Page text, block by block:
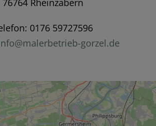
76764 Rheinzabern
0176 59727596
gorzel.de